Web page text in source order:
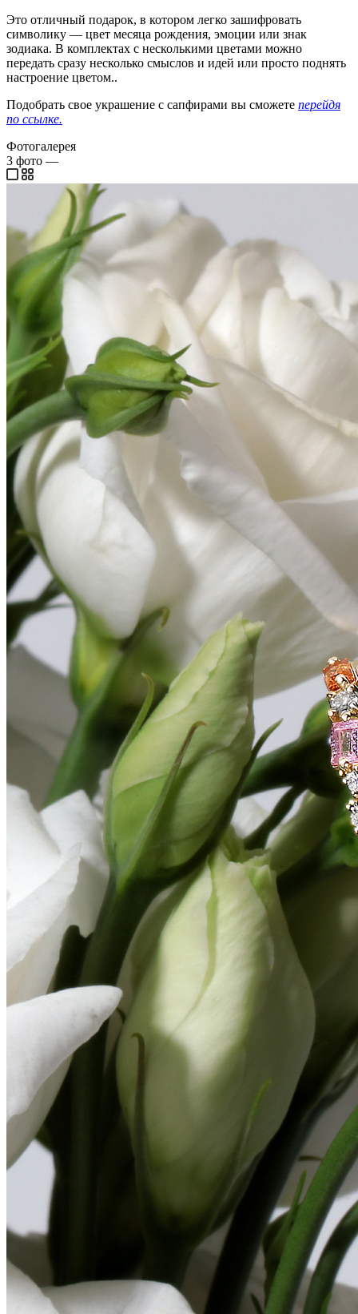
Это отличный подарок, в котором легко зашифровать
символику — цвет месяца рождения, эмоции или знак
зодиака. В комплектах с несколькими цветами можно
передать сразу несколько смыслов и идей или просто поднять
настроение цветом..
Подобрать свое украшение с сапфирами вы сможете перейдя
по ссылке.
Фотогалерея
3 фото —